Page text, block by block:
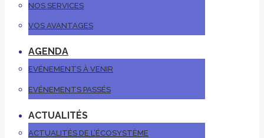
NOS SERVICES
VOS AVANTAGES
AGENDA
EVÉNEMENTS À VENIR
EVÉNEMENTS PASSÉS
ACTUALITÉS
ACTUALITÉS DE L’ÉCOSYSTÈME